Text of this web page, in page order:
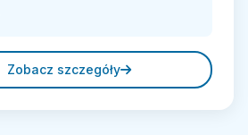
Zobacz szczegóły